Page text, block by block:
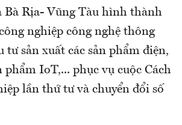
Bà Rịa- Vũng Tàu hình thành
nghiệp công nghệ thông
sản xuất các sản phẩm điện,
phẩm IoT,... phục vụ cuộc Cách
lần thứ tư và chuyển đổi số